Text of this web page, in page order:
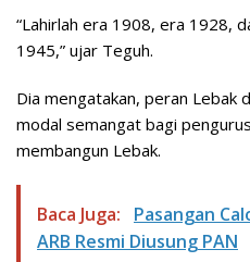
“Lahirlah era 1908, era 1928,
1945,” ujar Teguh.
Dia mengatakan, peran Lebak
modal semangat bagi
membangun Lebak.
Baca Juga:
Pasangan
ARB Resmi Diusung PAN